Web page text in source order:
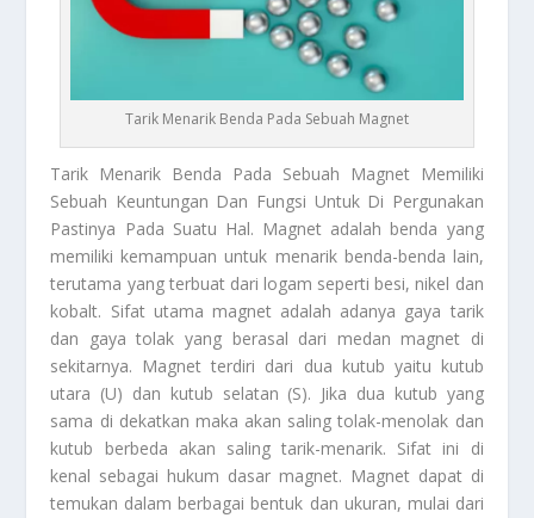
Tarik Menarik Benda Pada Sebuah Magnet
Tarik Menarik Benda Pada Sebuah Magnet Memiliki
Sebuah Keuntungan Dan Fungsi Untuk Di Pergunakan
Pastinya Pada Suatu Hal. Magnet adalah benda yang
memiliki kemampuan untuk menarik benda-benda lain,
terutama yang terbuat dari logam seperti besi, nikel dan
kobalt. Sifat utama magnet adalah adanya gaya tarik
dan gaya tolak yang berasal dari medan magnet di
sekitarnya. Magnet terdiri dari dua kutub yaitu kutub
utara (U) dan kutub selatan (S). Jika dua kutub yang
sama di dekatkan maka akan saling tolak-menolak dan
kutub berbeda akan saling tarik-menarik. Sifat ini di
kenal sebagai hukum dasar magnet. Magnet dapat di
temukan dalam berbagai bentuk dan ukuran, mulai dari